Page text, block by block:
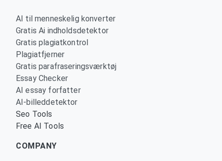
AI til menneskelig konverter
Gratis Ai indholdsdetektor
Gratis plagiatkontrol
Plagiatfjerner
Gratis parafraseringsværktøj
Essay Checker
AI essay forfatter
AI-billeddetektor
Seo Tools
Free AI Tools
COMPANY